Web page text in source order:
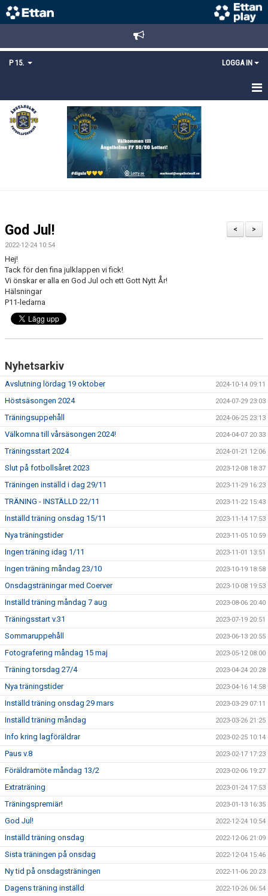
P 15. LOGGA IN
HEM
TRUPPEN
MEDLEMSANMÄLAN
>
<
God Jul!
2022-12-24 10:54
Hej!
Tack för den fina julklappen vi fick!
Vi önskar er alla en God Jul och ett Gott Nytt År!
Hälsningar
P11-ledarna
Nyhetsarkiv
Avslutning lördag 19 oktober 2024-10-14 09:11
Höstsäsongen 2024 2024-07-29 23:03
Träningsuppehåll 2024-06-25 23:13
Välkomna till vårsäsongen 2024! 2024-04-07 20:33
Träningsstart 2024 2024-01-21 12:06
Slut på fotbollsåret 2023 2023-12-08 18:37
Träningen inställd i dag 29/11 2023-11-29 16:23
TRÄNING - INSTÄLLD 22/11 2023-11-22 15:43
Inställd träning onsdag 15/11 2023-11-14 17:53
Nya träningstider 2023-11-05 10:59
Ingen träning idag 1/11 2023-11-01 13:51
Ingen träning måndag 23/10 2023-10-19 18:58
Onsdagsträningar med Coerver 2023-10-08 19:53
Inställd träning måndag 7 aug 2023-08-06 20:40
Träningsstart v.31 2023-07-19 20:51
Sommaruppehåll 2023-06-13 20:55
Fotografering måndag 15 maj 2023-05-12 08:00
Träning torsdag 27/4 2023-04-24 20:28
Nya träningstider 2023-04-16 14:58
Inställd träning onsdag 29 mars 2023-03-29 07:11
Inställd träning måndag 2023-03-26 21:25
Info kring lagföräldrar 2023-02-25 10:14
Paus v.8 2023-02-17 17:23
Föräldramöte måndag 13/2 2023-02-06 19:27
Extraträning 2023-01-24 17:53
Träningspremiär! 2023-01-13 16:35
God Jul! 2022-12-24 10:54
Inställd träning onsdag 2022-12-06 21:09
Sista träningen på onsdag 2022-12-04 15:46
Ny tid på onsdagsträningen 2022-11-06 20:23
Dagens träning inställd 2022-10-26 06:54